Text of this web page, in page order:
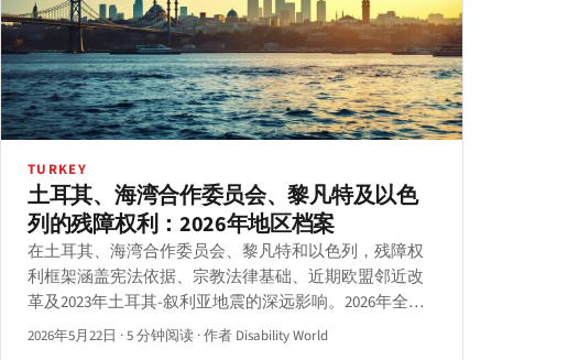
TURKEY
土耳其、海湾合作委员会、黎凡特及以色
列的残障权利：2026年地区档案
在土耳其、海湾合作委员会、黎凡特和以色列，残障权
利框架涵盖宪法依据、宗教法律基础、近期欧盟邻近改
革及2023年土耳其-叙利亚地震的深远影响。2026年全
景，逐国详述。
2026年5月22日 ·5 分钟阅读 ·作者 Disability World